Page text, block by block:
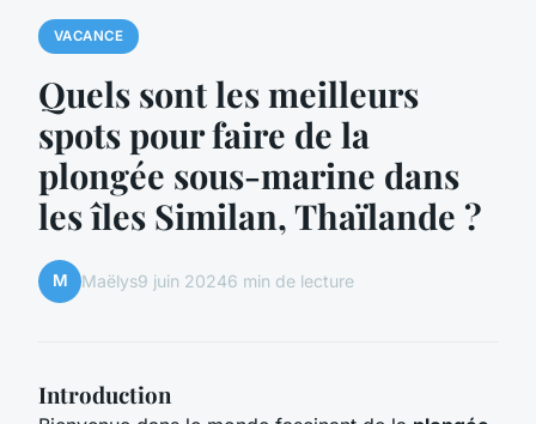
VACANCE
Quels sont les meilleurs
spots pour faire de la
plongée sous-marine dans
les îles Similan, Thaïlande ?
M Maëlys9 juin 20246 min de lecture
Introduction